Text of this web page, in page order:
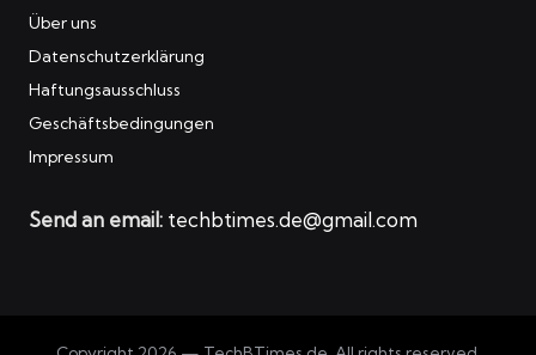
Über uns
Datenschutzerklärung
Haftungsausschluss
Geschäftsbedingungen
Impressum
Send an email: techbtimes.de@gmail.com